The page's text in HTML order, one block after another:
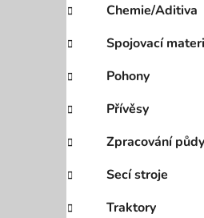
r
a
n
n
p
a
e
l
o
i
e
Chemie/Aditiva
Spojovací
Pohony
Přívěsy
Zpracování půdy
Secí stroje
Traktory